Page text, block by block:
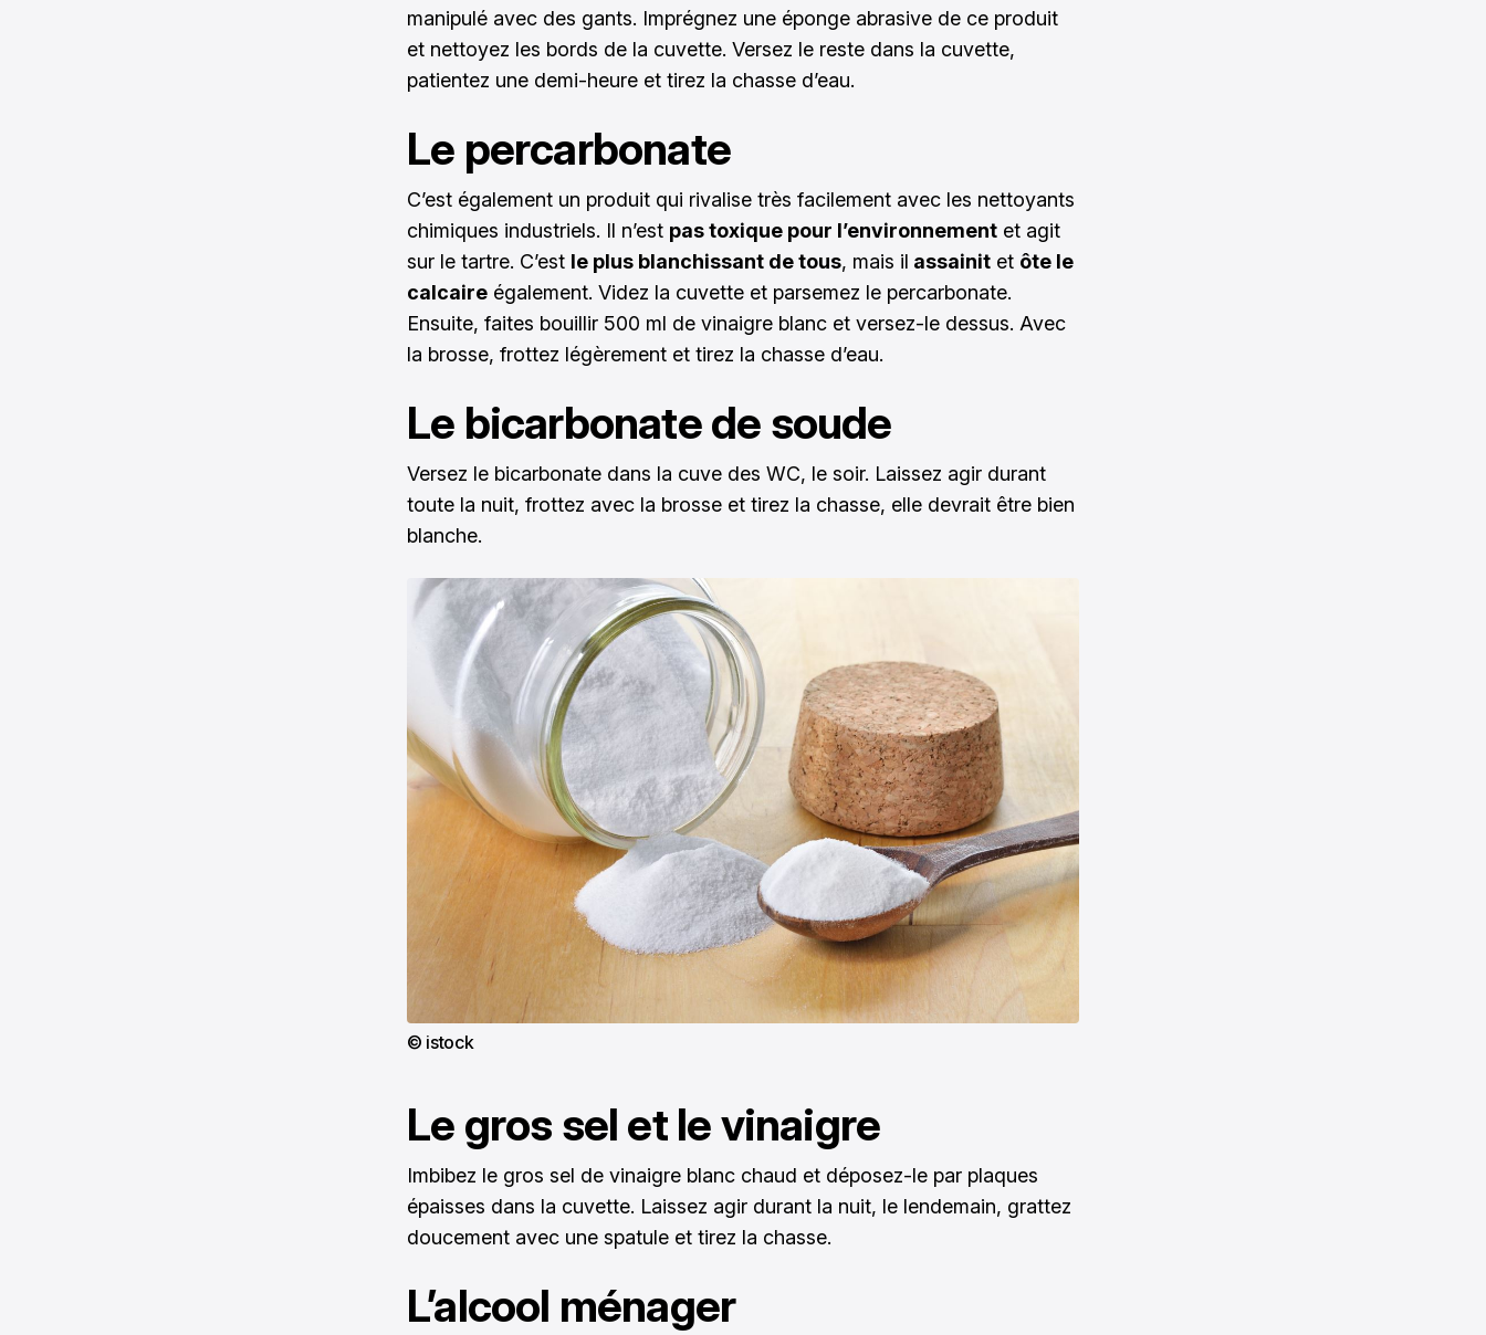
manipulé avec des gants. Imprégnez une éponge abrasive de ce produit
et nettoyez les bords de la cuvette. Versez le reste dans la cuvette,
patientez une demi-heure et tirez la chasse d’eau.
Le percarbonate
C’est également un produit qui rivalise très facilement avec les nettoyants
chimiques industriels. Il n’est pas toxique pour l’environnement et agit
sur le tartre. C’est le plus blanchissant de tous, mais il assainit et ôte le
calcaire également. Videz la cuvette et parsemez le percarbonate.
Ensuite, faites bouillir 500 ml de vinaigre blanc et versez-le dessus. Avec
la brosse, frottez légèrement et tirez la chasse d’eau.
Le bicarbonate de soude
Versez le bicarbonate dans la cuve des WC, le soir. Laissez agir durant
toute la nuit, frottez avec la brosse et tirez la chasse, elle devrait être bien
blanche.
© istock
Le gros sel et le vinaigre
Imbibez le gros sel de vinaigre blanc chaud et déposez-le par plaques
épaisses dans la cuvette. Laissez agir durant la nuit, le lendemain, grattez
doucement avec une spatule et tirez la chasse.
L’alcool ménager